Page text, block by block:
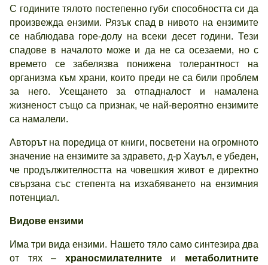
С годините тялото постепенно губи способността си да
произвежда ензими. Рязък спад в нивото на ензимите
се наблюдава горе-долу на всеки десет години. Тези
спадове в началото може и да не са осезаеми, но с
времето се забелязва понижена толерантност на
организма към храни, които преди не са били проблем
за него. Усещането за отпадналост и намалена
жизненост също са признак, че най-вероятно ензимите
са намалели.
Авторът на поредица от книги, посветени на огромното
значение на ензимите за здравето, д-р Хауъл, е убеден,
че продължителността на човешкия живот е директно
свързана със степента на изхабяването на ензимния
потенциал.
Видове ензими
Има три вида ензими. Нашето тяло само синтезира два
от тях – храносмилателнитеи метаболитните